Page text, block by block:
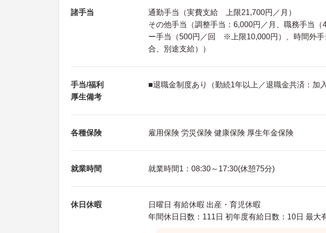
諸手当
通勤手当（実費支給 上限21,700円／月）
その他手当（調整手当：6,000円／月、職務手当
ー手当（500円／回 ※上限10,000円）、時間外手
合、別途支給））
手当/福利
厚生備考
■退職金制度あり（勤続1年以上／退職金共済：加入
各種保険 雇用保険 労災保険 健康保険 厚生年金保険
就業時間 就業時間1：08:30～17:30(休憩75分)
休日休暇
日曜日 有給休暇 出産・育児休暇
年間休日日数：111日 初年度有給日数：10日 最大